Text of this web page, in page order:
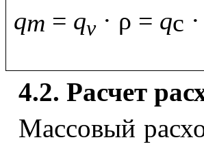
qт = qv· ρ = qс
4.2. Расчет
Массовый